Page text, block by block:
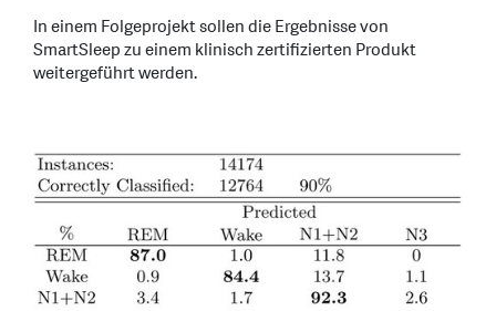
In einem Folgeprojekt sollen die Ergebnisse von
SmartSleep zu einem klinisch zertifizierten Produkt
weitergeführt werden.